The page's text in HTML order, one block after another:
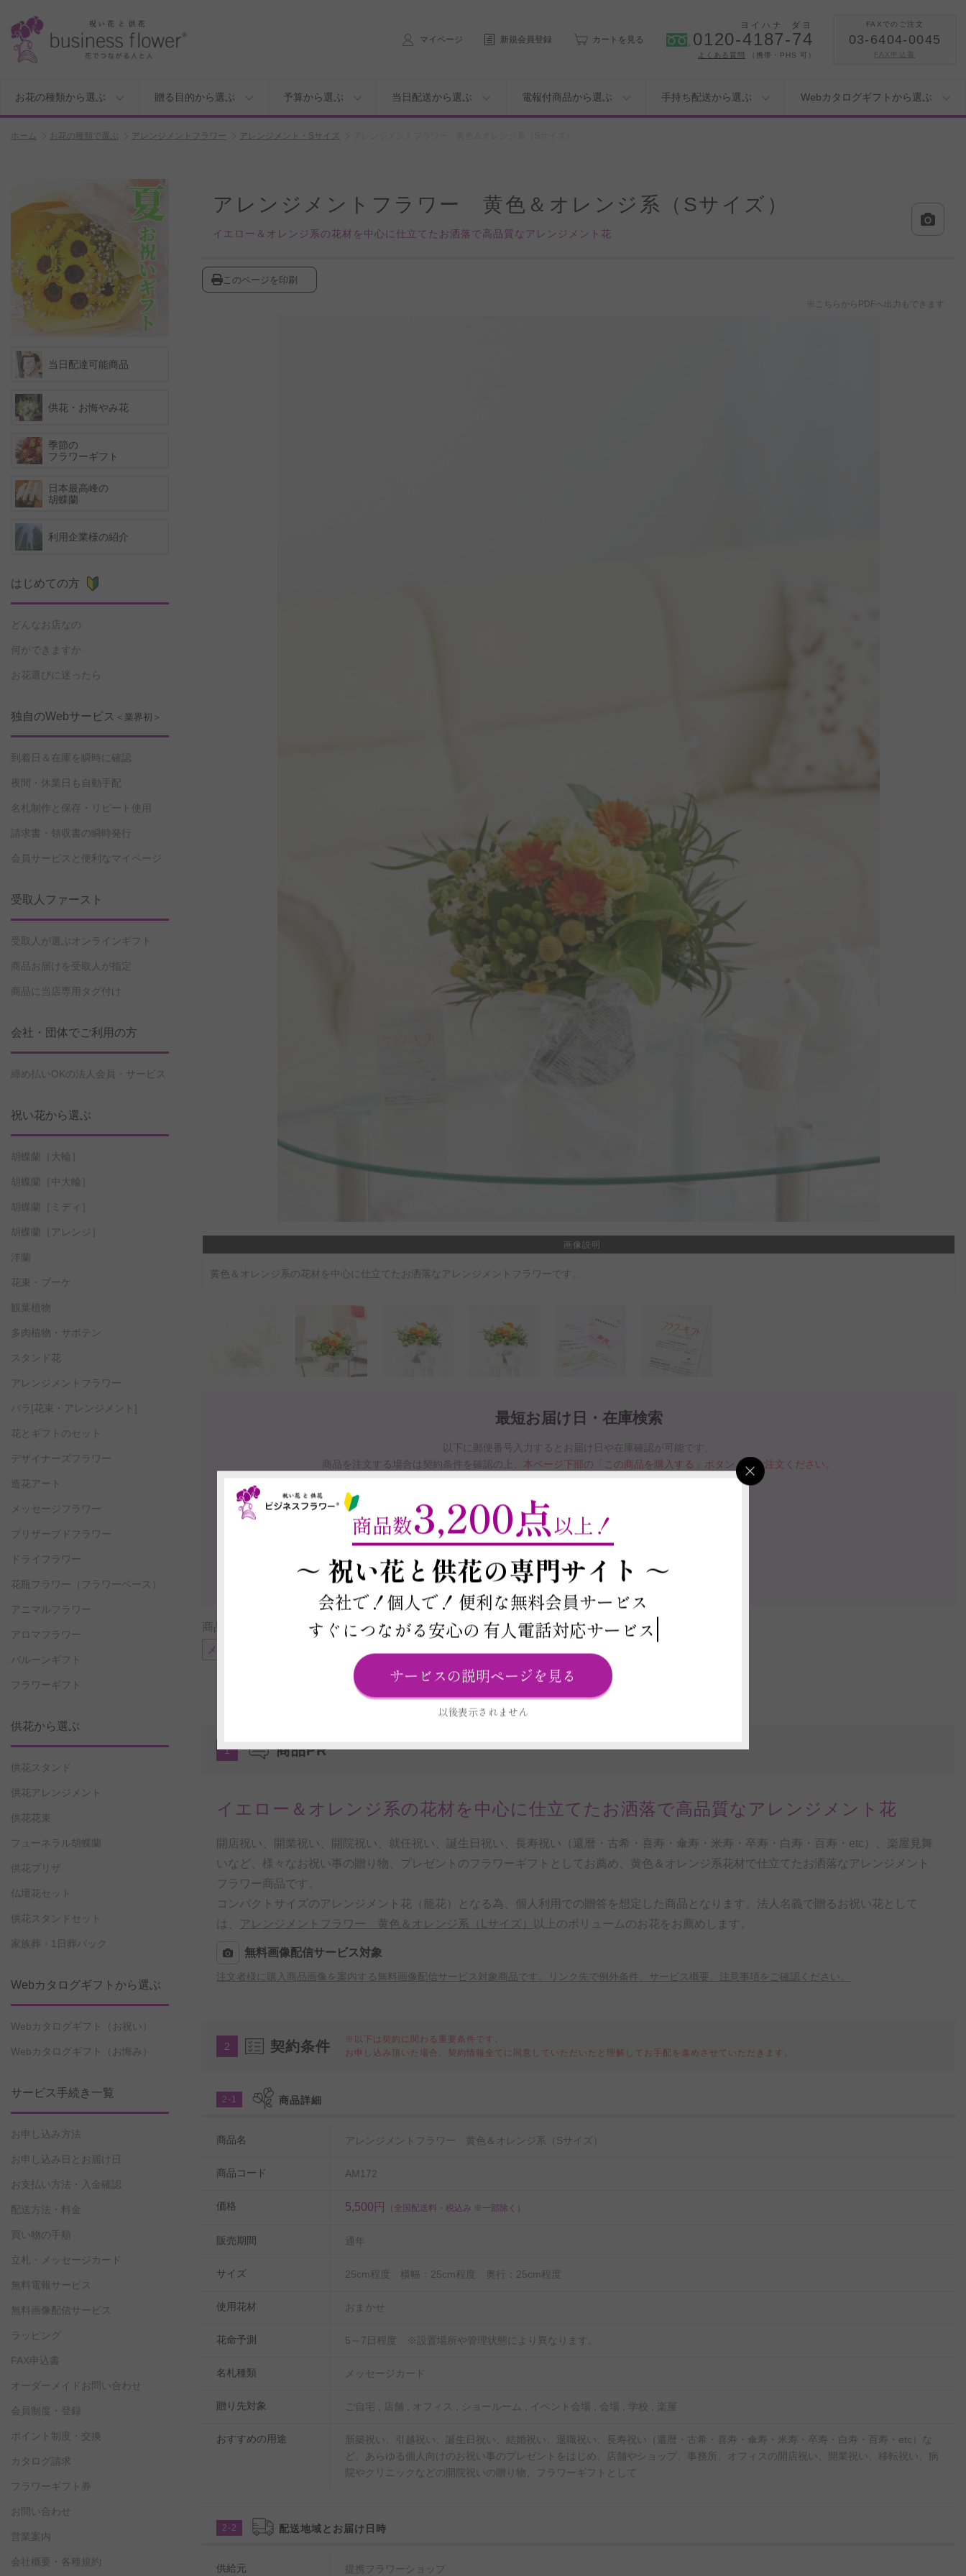
マイページ 新規会員登録 カートを見る
ヨイハナ ダヨ
0120-4187-74
よくある質問 （携帯・PHS 可）
FAXでのご注文
03-6404-0045
FAX申込書
お花の種類から選ぶ 贈る目的から選ぶ 予算から選ぶ 当日配送から選ぶ 電報付商品から選ぶ 手持ち配送から選ぶ Webカタログギフトから選ぶ
ホーム お花の種類で選ぶ アレンジメントフラワー アレンジメント・Sサイズ
アレンジメントフラワー 黄色＆オレンジ系（Sサイズ）
イエロー＆オレンジ系の花材を中心に仕立てたお洒落で高品質なアレンジメント花
このページを印刷
※こちらからPDFへ出力もできます
最短お届け日・在庫検索
以下に郵便番号入力するとお届け日や在庫確認が可能です。
商品を注文する場合は契約条件を確認の上、 本ページ下部の「この商品を購入する」ボタンよりご注文ください。
お届け日と在庫検索についての案内動画
この商品の在庫・お届け日を確認する
商品に付帯可能なサービス
メッセージカード
画像説明
黄色＆オレンジ系の花材を中心に仕立てたお洒落なアレンジメントフラワーです。
1 商品PR
イエロー＆オレンジ系の花材を中心に仕立てたお洒落で高品質なアレンジメント花
開店祝い、開業祝い、開院祝い、就任祝い、誕生日祝い、長寿祝い（還暦・古希・喜寿・傘寿・米寿・卒寿・白寿・百寿・etc）、楽屋見舞
いなど、様々なお祝い事の贈り物、プレゼントのフラワーギフトとしてお薦め、黄色＆オレンジ系花材で仕立てたお洒落なアレンジメント
フラワー商品です。
コンパクトサイズのアレンジメント花（籠花）となる為、個人利用での贈答を想定した商品となります。法人名義で贈るお祝い花として
は、 アレンジメントフラワー 黄色＆オレンジ系（Lサイズ） 以上のボリュームのお花をお薦めします。
無料画像配信サービス対象
注文者様に購入商品画像を案内する無料画像配信サービス対象商品です。リンク先で例外条件、サービス概要、注意事項をご確認ください。
2 契約条件
※以下は契約に関わる重要条件です。
お申し込み頂いた場合、契約情報全てに同意していただいたと理解してお手配を進めさせていただきます。
2-1 商品詳細
商品名 アレンジメントフラワー 黄色＆オレンジ系（Sサイズ）
商品コード AM172
価格 5,500円 （全国配送料・税込み ※一部除く）
販売期間 通年
サイズ 25cm程度 横幅：25cm程度 奥行：25cm程度
使用花材 おまかせ
花命予測 5～7日程度 ※設置場所や管理状態により異なります。
名札種類 メッセージカード
贈り先対象 ご自宅 , 店舗 , オフィス , ショールーム , イベント会場 , 会場 , 学校 , 楽屋
おすすめの用途
新築祝い、引越祝い、誕生日祝い、結婚祝い、退職祝い、長寿祝い（還暦・古希・喜寿・傘寿・米寿・卒寿・白寿・百寿・etc）な
ど、あらゆる個人向けのお祝い事のプレゼントをはじめ、店舗やショップ、事務所、オフィスの開店祝い、開業祝い、移転祝い、病
院やクリニックなどの開院祝いの贈り物、フラワーギフトとして
2-2 配送地域とお届け日時
供給元 提携フラワーショップ
当日配達可能商品
供花・お悔やみ花
季節の
フラワーギフト
日本最高峰の
胡蝶蘭
利用企業様の紹介
はじめての方
どんなお店なの
何ができますか
お花選びに迷ったら
独自のWebサービス ＜業界初＞
到着日＆在庫を瞬時に確認
夜間・休業日も自動手配
名札制作と保存・リピート使用
請求書・領収書の瞬時発行
会員サービスと便利なマイページ
受取人ファースト
受取人が選ぶオンラインギフト
商品お届けを受取人が指定
商品に当店専用タグ付け
会社・団体でご利用の方
締め払いOKの法人会員・サービス
祝い花から選ぶ
胡蝶蘭［大輪］
胡蝶蘭［中大輪］
胡蝶蘭［ミディ］
胡蝶蘭［アレンジ］
洋蘭
花束・ブーケ
観葉植物
多肉植物・サボテン
スタンド花
アレンジメントフラワー
バラ[花束・アレンジメント]
花とギフトのセット
デザイナーズフラワー
造花アート
メッセージフラワー
プリザーブドフラワー
ドライフラワー
花瓶フラワー （フラワーベース）
アニマルフラワー
アロマフラワー
バルーンギフト
フラワーギフト
供花から選ぶ
供花スタンド
供花アレンジメント
供花花束
フューネラル胡蝶蘭
供花プリザ
仏壇花セット
供花スタンドセット
家族葬・1日葬パック
Webカタログギフトから選ぶ
Webカタログギフト（お祝い）
Webカタログギフト（お悔み）
サービス手続き一覧
お申し込み方法
お申し込み日とお届け日
お支払い方法・入金確認
配送方法・料金
買い物の手順
立札・メッセージカード
無料電報サービス
無料画像配信サービス
ラッピング
FAX申込書
オーダーメイドお問い合わせ
会員制度・登録
ポイント制度・交換
カタログ請求
フラワーギフト券
お問い合わせ
営業案内
会社概要・各種規約
商品数3,200点以上！
～ 祝い花と供花の専門サイト ～
会社で！個人で！ 便利な無料会員サービス
すぐにつながる安心の 有人電話対応サービス
サービスの説明ページを見る
以後表示されません